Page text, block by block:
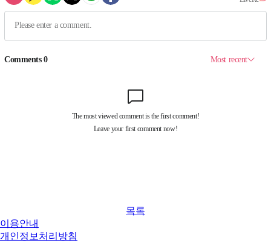
목록
이용안내
개인정보처리방침